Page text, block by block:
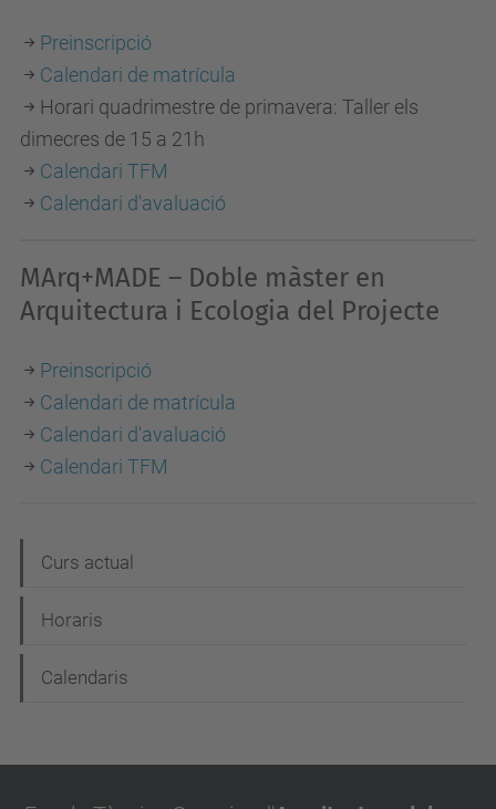
Preinscripció
Calendari de matrícula
Horari quadrimestre de primavera: Taller els
dimecres de 15 a 21h
Calendari TFM
Calendari d'avaluació
MArq+MADE – Doble màster en
Arquitectura i Ecologia del Projecte
Preinscripció
Calendari de matrícula
Calendari d'avaluació
Calendari TFM
a
v
g
Curs actual
Horaris
Calendaris